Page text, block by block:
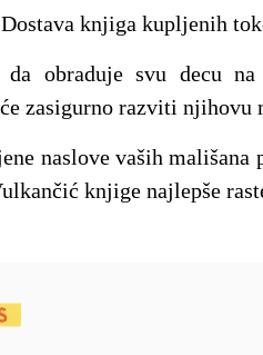
knjiga kupljenih
obraduje svu decu
zasigurno razviti njihovu
naslove vaših mališana
knjige najlepše